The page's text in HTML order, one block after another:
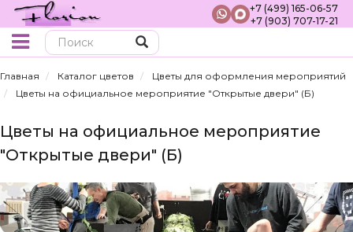
+7 (499) 165-06-57
+7 (903) 707-17-21
Главная Каталог цветов
Цветы для оформления мероприятий
Цветы на официальное мероприятие "Открытые двери" (Б)
Цветы на официальное мероприятие
"Открытые двери" (Б)